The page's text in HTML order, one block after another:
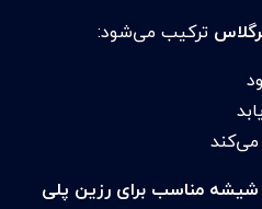
ترکیب می‌شود:
شیشه مناسب برای رزین پلی